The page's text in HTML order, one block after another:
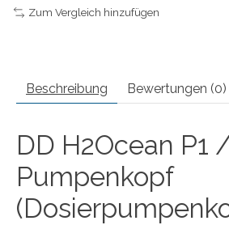
Zum Vergleich hinzufügen
Beschreibung Bewertungen (0)
DD H2Ocean P1
Pumpenkopf